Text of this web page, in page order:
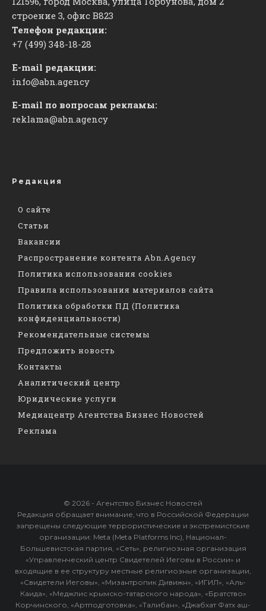
строение 3, офис ​В823
Телефон редакции:
+7 (499) 348-18-28
E-mail редакции:
info@abn.agency
E-mail по вопросам рекламы:
reklama@abn.agency
Редакция
О сайте
Статьи
Вакансии
Распространение контента Abn.Agency
Политика использования cookies
Правила использования материалов сайта
Политика обработки ПД (Политика
конфиденциальности)
Рекомендательные системы
Предложить новость
Контакты
Аналитический центр
Юридические услуги
Медиацентр Агентства Бизнес Новостей
Реклама
© 2026 - Агентство Бизнес Новостей
Редакция обращает внимание, что в Российской Федерации
запрещены следующие террористические и экстремистские
организации: Meta (Meta Platforms Inc), Национал-
Большевистская партия, «Сеть», религиозная организация
«Управленческий центр Свидетелей Иеговы в России» и
входящие в ее структуру местные религиозные организации,
«Свидетели Иеговы», «Мизантропик Дивижн», «ИГИЛ», «Аль-
Каида», «Меджлис крымско-татарского народа», «Братство»
Корчинского, «Артподготовка», «Талибан», «Джабхат Фатх аш-